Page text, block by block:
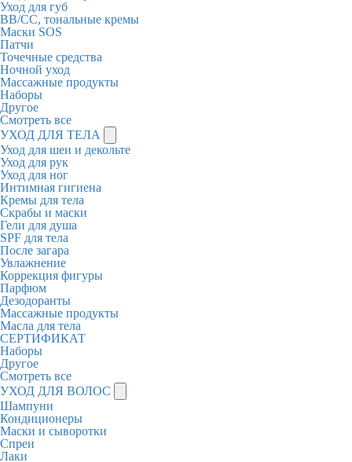
Уход для губ
BB/CC, тональные кремы
Маски SOS
Патчи
Точечные средства
Ночной уход
Массажные продукты
Наборы
Другое
Смотреть все
УХОД ДЛЯ ТЕЛА
Уход для шеи и декольте
Уход для рук
Уход для ног
Интимная гигиена
Кремы для тела
Скрабы и маски
Гели для душа
SPF для тела
После загара
Увлажнение
Коррекция фигуры
Парфюм
Дезодоранты
Массажные продукты
Масла для тела
СЕРТИФИКАТ
Наборы
Другое
Смотреть все
УХОД ДЛЯ ВОЛОС
Шампуни
Кондиционеры
Маски и сыворотки
Спреи
Лаки